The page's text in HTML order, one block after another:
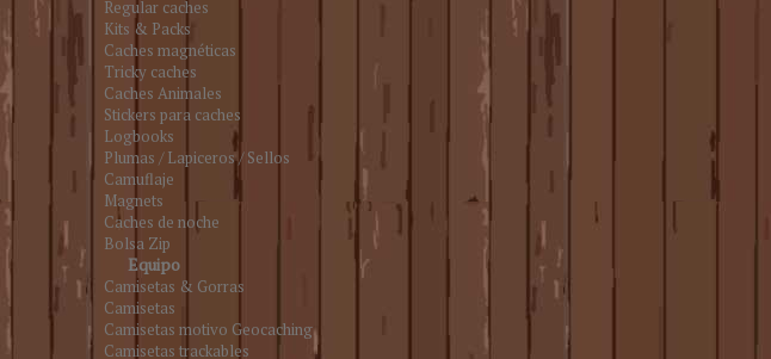
Regular caches
Kits & Packs
Caches magnéticas
Tricky caches
Caches Animales
Stickers para caches
Logbooks
Plumas / Lapiceros / Sellos
Camuflaje
Magnets
Caches de noche
Bolsa Zip
Equipo
Camisetas & Gorras
Camisetas
Camisetas motivo Geocaching
Camisetas trackables